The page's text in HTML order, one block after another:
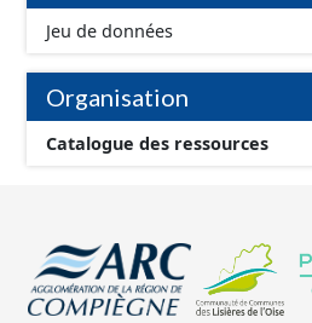
Jeu de données
Organisation
Catalogue des ressources